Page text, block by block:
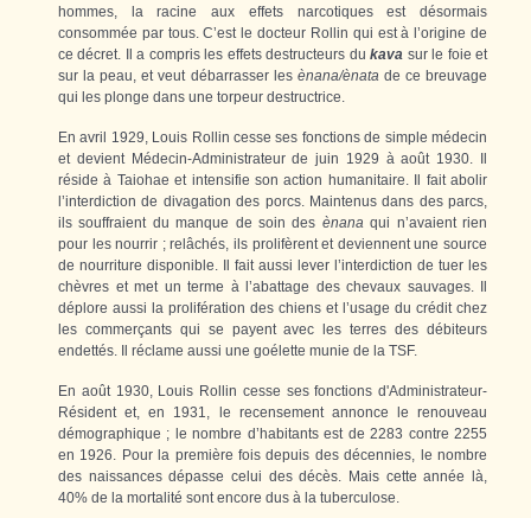
hommes, la racine aux effets narcotiques est désormais
consommée par tous. C’est le docteur Rollin qui est à l’origine de
ce décret. Il a compris les effets destructeurs dukava sur le foie et
sur la peau, et veut débarrasser les ènana/ènatade ce breuvage
qui les plonge dans une torpeur destructrice.
En avril 1929, Louis Rollin cesse ses fonctions de simple médecin
et devient Médecin-Administrateur de juin 1929 à août 1930. Il
réside à Taiohae et intensifie son action humanitaire. Il fait abolir
l’interdiction de divagation des porcs. Maintenus dans des parcs,
ils souffraient du manque de soin des ènanaqui n’avaient rien
pour les nourrir ; relâchés, ils prolifèrent et deviennent une source
de nourriture disponible. Il fait aussi lever l’interdiction de tuer les
chèvres et met un terme à l’abattage des chevaux sauvages. Il
déplore aussi la prolifération des chiens et l’usage du crédit chez
les commerçants qui se payent avec les terres des débiteurs
endettés. Il réclame aussi une goélette munie de la TSF.
En août 1930, Louis Rollin cesse ses fonctions d'Administrateur-
Résident et, en 1931, le recensement annonce le renouveau
démographique ; le nombre d’habitants est de 2283 contre 2255
en 1926. Pour la première fois depuis des décennies, le nombre
des naissances dépasse celui des décès. Mais cette année là,
40% de la mortalité sont encore dus à la tuberculose.